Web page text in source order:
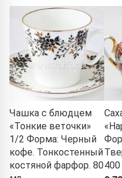
Чашка с блюдцем
«Тонкие веточки»
1/2 Форма: Черный
кофе. Тонкостенный
костяной фарфор. 80